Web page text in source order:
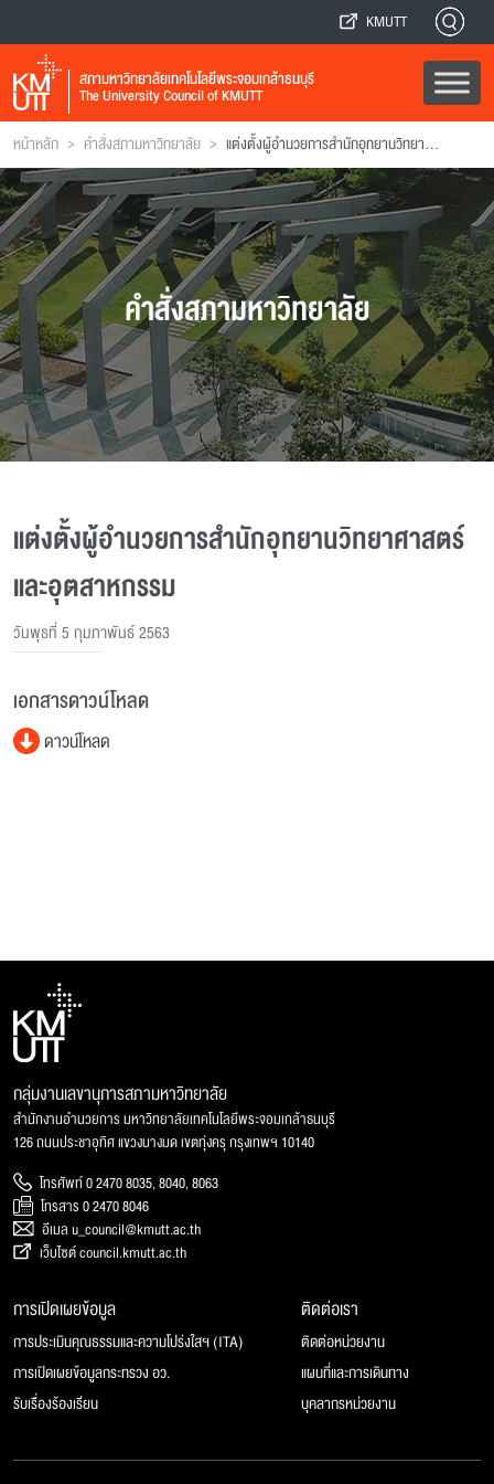
KMUTT
สภามหาวิทยาลัยเทคโนโลยีพระจอมเกล้าธนบุรี
The University Council of KMUTT
หน้าหลัก > คำสั่งสภามหาวิทยาลัย > แต่งตั้งผู้อํานวยการสํานักอุทยานวิทยาศาสตร์และอุตสาหกรรม
คำสั่งสภามหาวิทยาลัย
แต่งตั้งผู้อํานวยการสํานักอุทยานวิทยาศาสตร์
และอุตสาหกรรม
วันพุธที่ 5 กุมภาพันธ์ 2563
เอกสารดาวน์โหลด
ดาวน์โหลด
กลุ่มงานเลขานุการสภามหาวิทยาลัย
สำนักงานอำนวยการ มหาวิทยาลัยเทคโนโลยีพระจอมเกล้าธนบุรี
126 ถนนประชาอุทิศ แขวงบางมด เขตทุ่งครุ กรุงเทพฯ 10140
โทรศัพท์ 0 2470 8035, 8040, 8063
โทรสาร 0 2470 8046
อีเมล u_council@kmutt.ac.th
เว็บไซต์ council.kmutt.ac.th
การเปิดเผยข้อมูล
การประเมินคุณธรรมและความโปร่งใสฯ (ITA)
การเปิดเผยข้อมูลกระทรวง อว.
รับเรื่องร้องเรียน
ติดต่อเรา
ติดต่อหน่วยงาน
แผนที่และการเดินทาง
บุคลากรหน่วยงาน